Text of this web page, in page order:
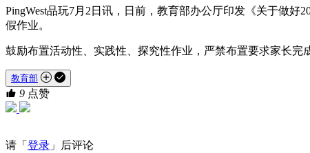
PingWest品玩7月2日讯，日前，教育部办公厅印发《关于做
假作业。
鼓励布置活动性、实践性、探究性作业，严禁布置要求家长完
教育部
9 点赞
请「 登录 」后评论